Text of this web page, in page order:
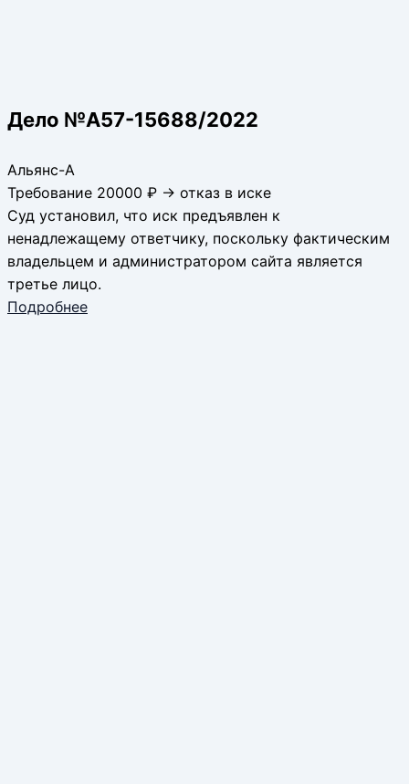
Дело №А57-15688/2022
Альянс-А
Требование 20000 ₽ → отказ в иске
Суд установил, что иск предъявлен к
ненадлежащему ответчику, поскольку фактическим
владельцем и администратором сайта является
третье лицо.
Подробнее